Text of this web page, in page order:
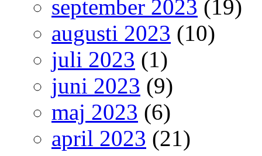
september 2023 (19)
augusti 2023 (10)
juli 2023 (1)
juni 2023 (9)
maj 2023 (6)
april 2023 (21)